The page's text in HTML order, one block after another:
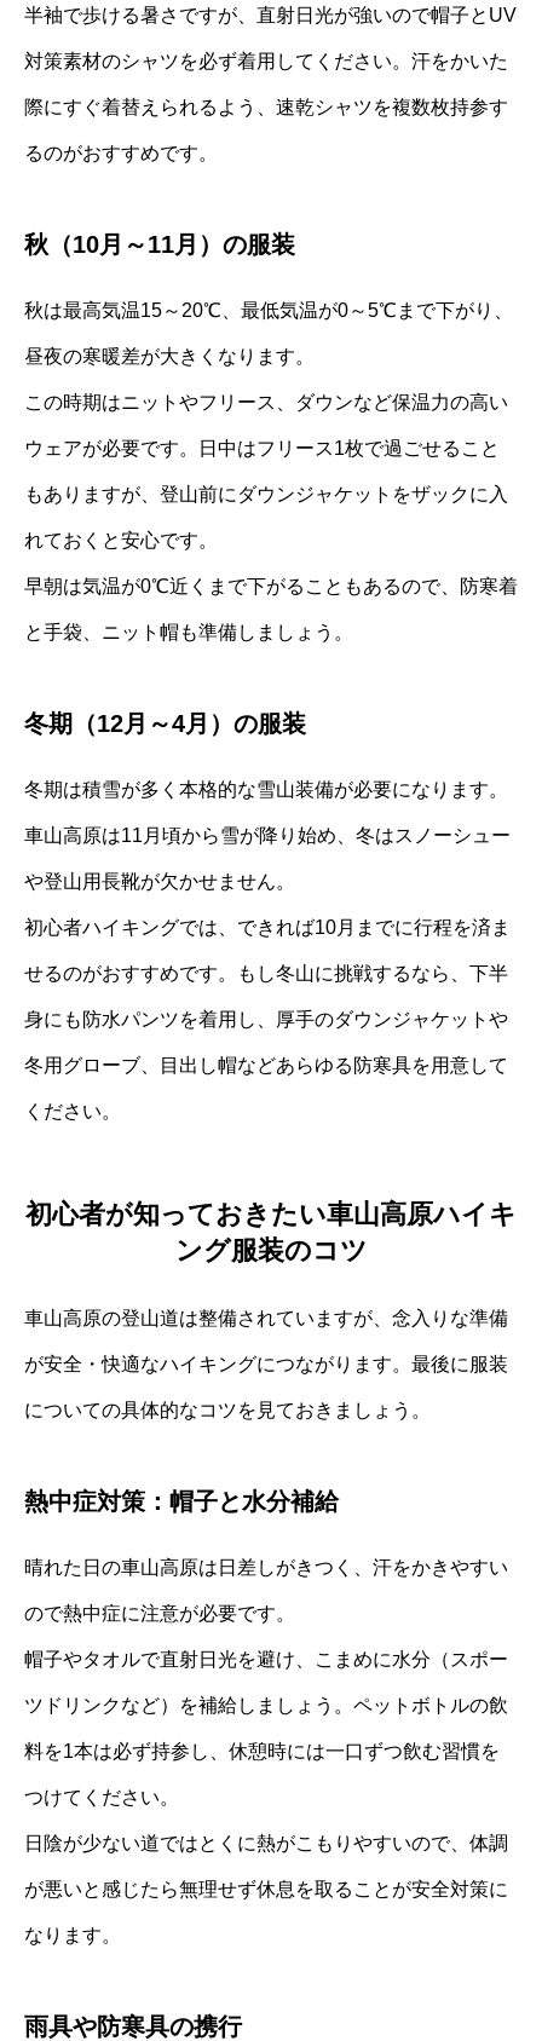
半袖で歩ける暑さですが、直射日光が強いので帽子とUV
対策素材のシャツを必ず着用してください。汗をかいた
際にすぐ着替えられるよう、速乾シャツを複数枚持参す
るのがおすすめです。
秋（10月～11月）の服装
秋は最高気温15～20℃、最低気温が0～5℃まで下がり、
昼夜の寒暖差が大きくなります。
この時期はニットやフリース、ダウンなど保温力の高い
ウェアが必要です。日中はフリース1枚で過ごせること
もありますが、登山前にダウンジャケットをザックに入
れておくと安心です。
早朝は気温が0℃近くまで下がることもあるので、防寒着
と手袋、ニット帽も準備しましょう。
冬期（12月～4月）の服装
冬期は積雪が多く本格的な雪山装備が必要になります。
車山高原は11月頃から雪が降り始め、冬はスノーシュー
や登山用長靴が欠かせません。
初心者ハイキングでは、できれば10月までに行程を済ま
せるのがおすすめです。もし冬山に挑戦するなら、下半
身にも防水パンツを着用し、厚手のダウンジャケットや
冬用グローブ、目出し帽などあらゆる防寒具を用意して
ください。
初心者が知っておきたい車山高原ハイキ
ング服装のコツ
車山高原の登山道は整備されていますが、念入りな準備
が安全・快適なハイキングにつながります。最後に服装
についての具体的なコツを見ておきましょう。
熱中症対策：帽子と水分補給
晴れた日の車山高原は日差しがきつく、汗をかきやすい
ので熱中症に注意が必要です。
帽子やタオルで直射日光を避け、こまめに水分（スポー
ツドリンクなど）を補給しましょう。ペットボトルの飲
料を1本は必ず持参し、休憩時には一口ずつ飲む習慣を
つけてください。
日陰が少ない道ではとくに熱がこもりやすいので、体調
が悪いと感じたら無理せず休息を取ることが安全対策に
なります。
雨具や防寒具の携行